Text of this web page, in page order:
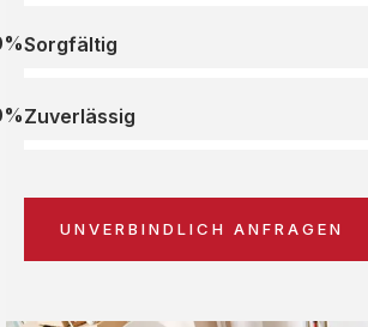
Sorgfältig
Zuverlässig
UNVERBINDLICH ANFRAGEN